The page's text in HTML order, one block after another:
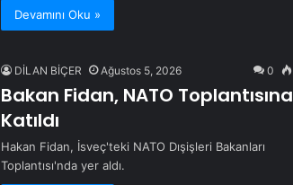
Devamını Oku »
DİLAN BİÇER Ağustos 5, 2026 0
Bakan Fidan, NATO Toplantısına
Katıldı
Hakan Fidan, İsveç'teki NATO Dışişleri Bakanları
Toplantısı'nda yer aldı.